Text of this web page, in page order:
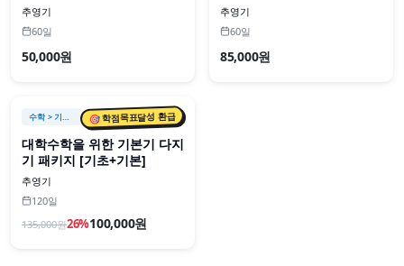
추영기
60일
50,000원
추영기
60일
85,000원
수학 > 기초기본 🎯 학점목표달성 환급
대학수학을 위한 기본기 다지
기 패키지 [기초+기본]
추영기
120일
135,000원26%100,000원